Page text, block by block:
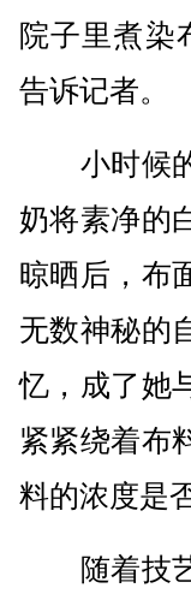
院子里煮染
告诉记者。
小时候的
奶将素净的
晾晒后，布
无数神秘的
忆，成了她
紧紧绕着布
料的浓度是
随着技艺